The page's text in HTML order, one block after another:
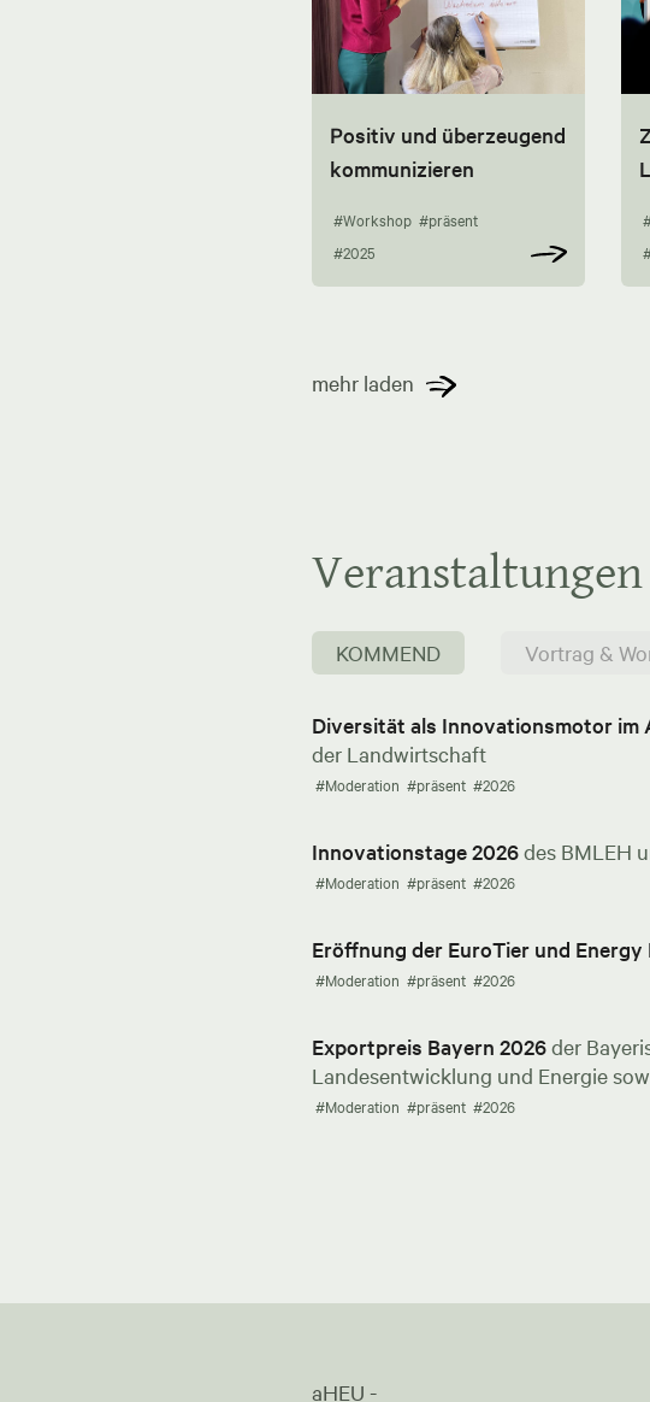
Positiv und überzeugend
kommunizieren
#Workshop #präsent
#2025
mehr laden
KOMMEND Vortrag &
Diversität als Innovationsmotor im
der Landwirtschaft
#Moderation #präsent #2026
Innovationstage 2026des BMLEH
#Moderation #präsent #2026
Eröffnung der EuroTier und
#Moderation #präsent #2026
Exportpreis Bayern 2026der
Landesentwicklung und Energie
#Moderation #präsent #2026
aHEU -